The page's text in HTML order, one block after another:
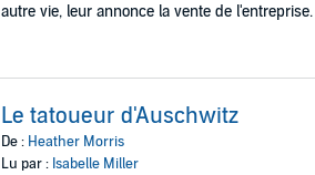
autre vie, leur annonce la vente de l'entreprise.
Le tatoueur d'Auschwitz
De : Heather Morris
Lu par : Isabelle Miller